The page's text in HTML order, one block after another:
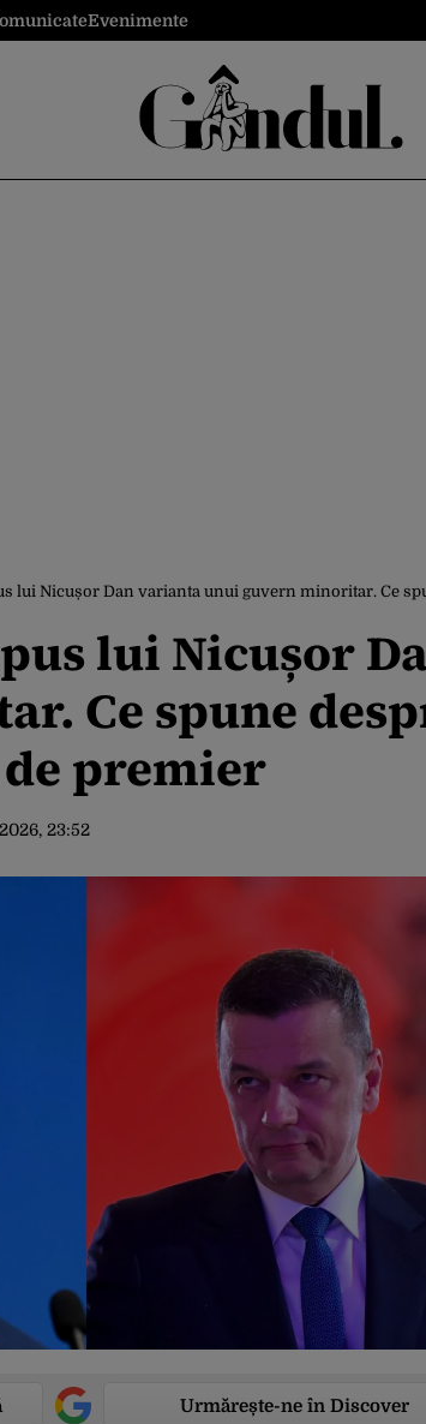
Evenimente
lui Nicușor Dan varianta unui guvern minoritar. Ce
lui Nicușor
Ce spune
premier
23:52
Urmărește-ne în Discover